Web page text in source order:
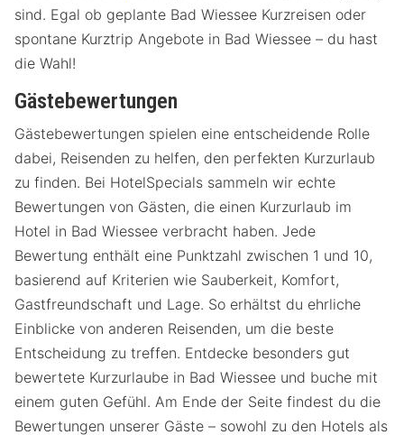
sind. Egal ob geplante Bad Wiessee Kurzreisen oder
spontane Kurztrip Angebote in Bad Wiessee – du hast
die Wahl!
Gästebewertungen
Gästebewertungen spielen eine entscheidende Rolle
dabei, Reisenden zu helfen, den perfekten Kurzurlaub
zu finden. Bei HotelSpecials sammeln wir echte
Bewertungen von Gästen, die einen Kurzurlaub im
Hotel in Bad Wiessee verbracht haben. Jede
Bewertung enthält eine Punktzahl zwischen 1 und 10,
basierend auf Kriterien wie Sauberkeit, Komfort,
Gastfreundschaft und Lage. So erhältst du ehrliche
Einblicke von anderen Reisenden, um die beste
Entscheidung zu treffen. Entdecke besonders gut
bewertete Kurzurlaube in Bad Wiessee und buche mit
einem guten Gefühl. Am Ende der Seite findest du die
Bewertungen unserer Gäste – sowohl zu den Hotels als